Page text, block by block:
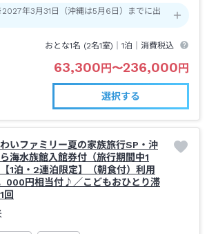
年3月31日（沖縄は5月6日）までに出
おとな1名 (2名1室)｜1泊 ｜消費税込
63,300円〜236,000円
選択する
いファミリー夏の家族旅行SP・沖
海水族館入館券付（旅行期間中1
1泊・2連泊限定】（朝食付）利用
000円相当付♪／こどもおひとり滞
回